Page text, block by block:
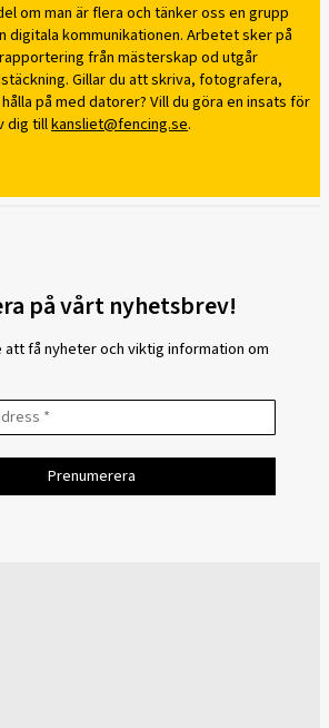
om man är flera och tänker oss en grupp
digitala kommunikationen. Arbetet sker på
från mästerskap od utgår
Gillar du att skriva, fotografera,
på med datorer? Vill du göra en insats för
dig tillkansliet@fencing.se.
på vårt nyhetsbrev!
att få nyheter och viktig information om